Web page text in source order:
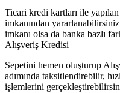
Ticari kredi kartları ile
imkanından
imkanı olsa da banka bazlı
Alışveriş Kredisi
Sepetini hemen oluşturup
adımında taksitlendirebilir,
işlemlerini